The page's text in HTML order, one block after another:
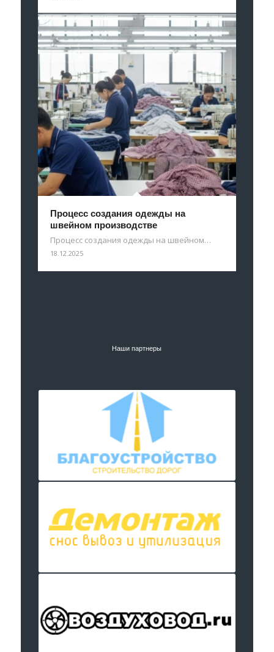
Процесс создания одежды на
швейном производстве
Процесс создания одежды на швейном…
18.12.2025
Наши партнеры